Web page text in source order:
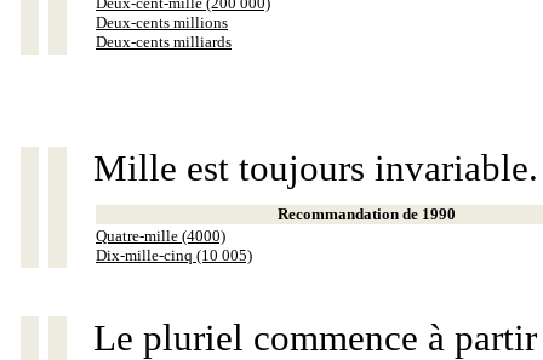
Deux-cents millions
Deux-cents milliards
Mille est toujours invariable.
Recommandation de 1990
Quatre-mille (4000)
Dix-mille-cinq (10 005)
Le pluriel commence à